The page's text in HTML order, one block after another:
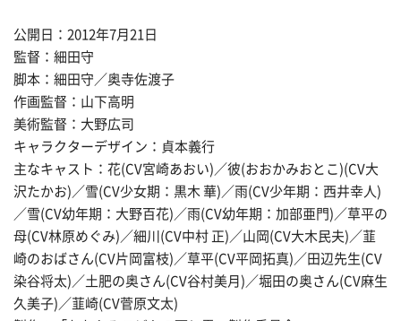
公開日：2012年7月21日
監督：細田守
脚本：細田守／奥寺佐渡子
作画監督：山下高明
美術監督：大野広司
キャラクターデザイン：貞本義行
主なキャスト：花(CV宮崎あおい)／彼(おおかみおとこ)(CV大
沢たかお)／雪(CV少女期：黒木 華)／雨(CV少年期：西井幸人)
／雪(CV幼年期：大野百花)／雨(CV幼年期：加部亜門)／草平の
母(CV林原めぐみ)／細川(CV中村 正)／山岡(CV大木民夫)／韮
崎のおばさん(CV片岡富枝)／草平(CV平岡拓真)／田辺先生(CV
染谷将太)／土肥の奥さん(CV谷村美月)／堀田の奥さん(CV麻生
久美子)／韮崎(CV菅原文太)